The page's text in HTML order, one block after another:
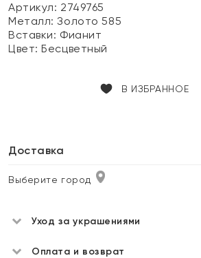
Артикул: 2749765
Металл:Золото 585
Вставки: Фианит
Цвет:Бесцветный
В ИЗБРАННОЕ
Доставка
Выберите город
Уход за украшениями
Оплата и возврат